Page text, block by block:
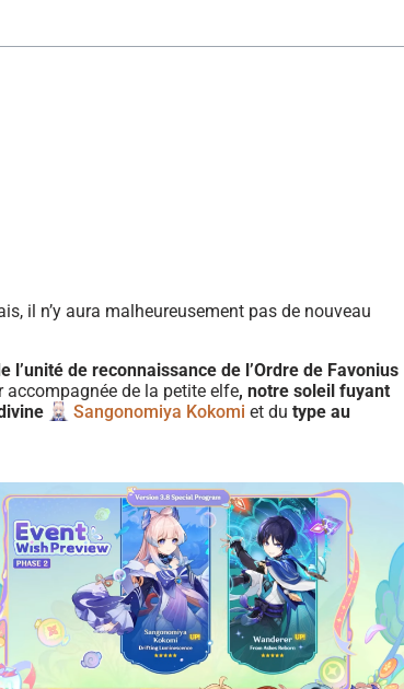
il n’y aura malheureusement pas de nouveau
l’unité de reconnaissance de l’Ordre de Favonius
accompagnée de la petite elfe, notre soleil fuyant
Sangonomiya Kokomi et du type au